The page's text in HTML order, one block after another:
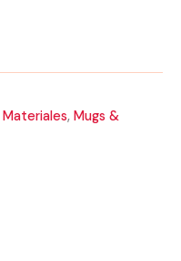
Materiales, Mugs &